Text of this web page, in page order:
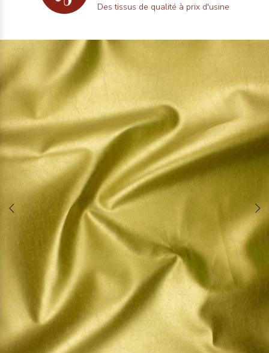
Des tissus de qualité à prix d'usine